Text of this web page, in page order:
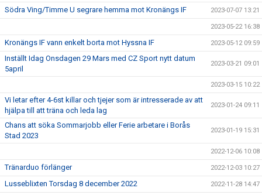
Södra Ving/Timme U segrare hemma mot Kronängs IF 2023-07-07 13:21
2023-05-22 16:38
Kronängs IF vann enkelt borta mot Hyssna IF 2023-05-12 09:59
Inställt Idag Onsdagen 29 Mars med CZ Sport nytt datum
5april
2023-03-21 09:01
2023-03-15 10:22
Vi letar efter 4-6st killar och tjejer som är intresserade av att
hjälpa till att träna och leda lag
2023-01-24 09:11
Chans att söka Sommarjobb eller Ferie arbetare i Borås
Stad 2023
2023-01-19 15:31
2022-12-06 10:08
Tränarduo förlänger 2022-12-03 10:27
Lusseblixten Torsdag 8 december 2022 2022-11-28 14:47